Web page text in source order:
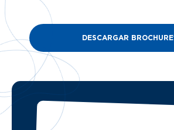
DESCARGAR BROCHURE